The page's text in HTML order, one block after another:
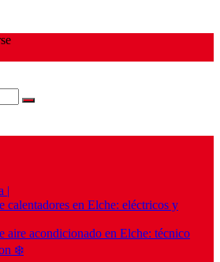
|
calentadores en Elche: eléctricos y
aire acondicionado en Elche: técnico
❄️